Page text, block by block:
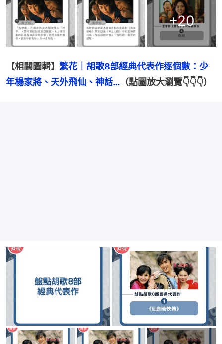
+20
【相關圖輯】 繁花｜胡歌8部經典代表作逐個數：少
年楊家將、天外飛仙、神話… （點圖放大瀏覽👇👇👇）